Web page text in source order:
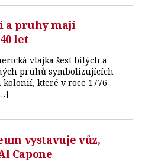
a pruhy mají
let
vlajka šest bílých a
pruhů symbolizujících
které v roce 1776
vystavuje vůz,
Capone